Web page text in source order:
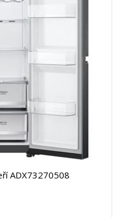
ADX73270508